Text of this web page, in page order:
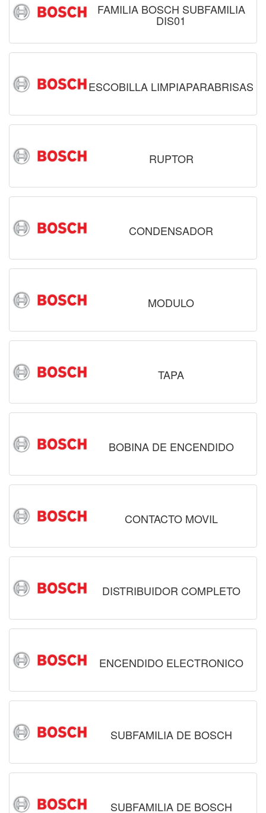
FAMILIA BOSCH SUBFAMILIA
DIS01
ESCOBILLA LIMPIAPARABRISAS
RUPTOR
CONDENSADOR
MODULO
TAPA
BOBINA DE ENCENDIDO
CONTACTO MOVIL
DISTRIBUIDOR COMPLETO
ENCENDIDO ELECTRONICO
SUBFAMILIA DE BOSCH
SUBFAMILIA DE BOSCH